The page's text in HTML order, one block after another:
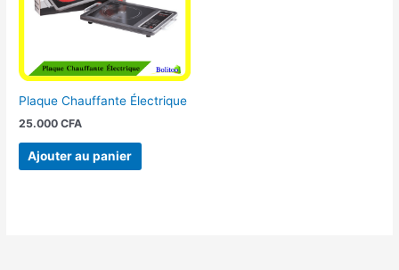
Plaque Chauffante Électrique
25.000CFA
Ajouter au panier